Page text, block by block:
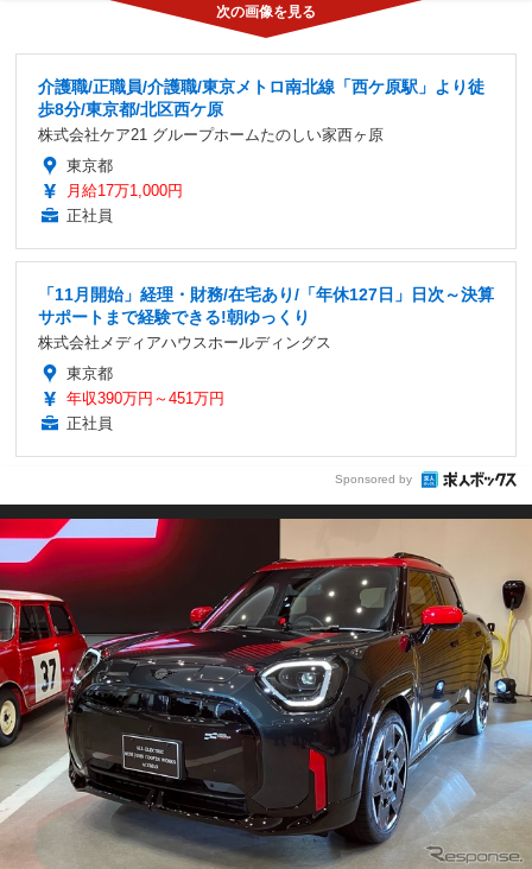
介護職/正職員/介護職/東京メトロ南北線「西ケ原駅」より徒
歩8分/東京都/北区西ケ原
株式会社ケア21 グループホームたのしい家西ヶ原
東京都
月給17万1,000円
正社員
「11月開始」経理・財務/在宅あり/「年休127日」日次～決算
サポートまで経験できる!朝ゆっくり
株式会社メディアハウスホールディングス
東京都
年収390万円～451万円
正社員
Sponsored by